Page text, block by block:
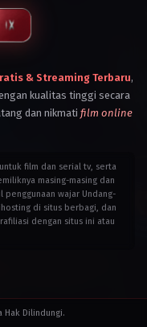
& Streaming Terbaru,
kualitas tinggi secara
dan nikmati film online
film dan serial tv, serta
masing-masing dan
penggunaan wajar Undang-
di situs berbagi, dan
dengan situs ini atau
Hak Dilindungi.